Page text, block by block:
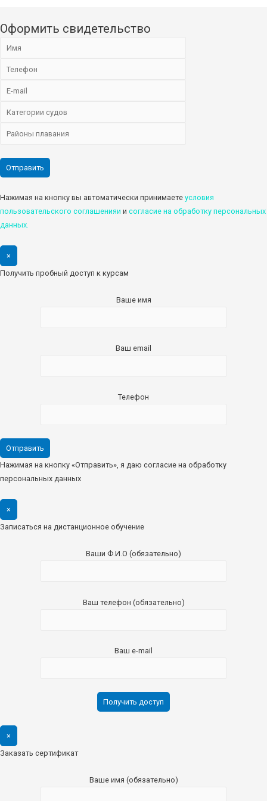
Оформить свидетельство
Нажимая на кнопку вы автоматически принимаете условия
пользовательского соглашенияи и cогласие на обработку персональных
данных.
×
Получить пробный доступ к курсам
Ваше имя
Ваш email
Телефон
Нажимая на кнопку «Отправить», я даю согласие на обработку
персональных данных
×
Записаться на дистанционное обучение
Ваши Ф.И.О (обязательно)
Ваш телефон (обязательно)
Ваш e-mail
×
Заказать сертификат
Ваше имя (обязательно)